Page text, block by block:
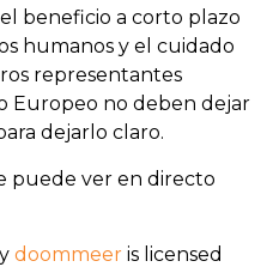
beneficio a corto plazo
humanos y el cuidado
representantes
Europeo no deben dejar
dejarlo claro.
puede ver en directo
doommeer is licensed